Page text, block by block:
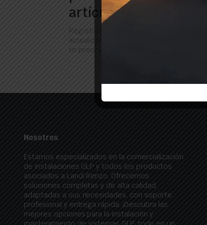
artículos, ofertas y
Regístrate ahora para recibir las últimas
actualizaciones sobre promociones y
te preocupes, no somos spam!
Nosotros
Estamos especializados en la comercialización
de instalaciones GLP y todos los productos
asociados a Landi Renzo. Ofrecemos
soluciones completas y de alta calidad,
adaptadas a sus necesidades, con soporte
profesional y entrega rápida. ¡Descubra las
mejores opciones para la instalación y